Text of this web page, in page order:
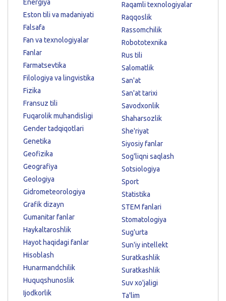
Energiya
Eston tili va madaniyati
Falsafa
Fan va texnologiyalar
Fanlar
Farmatsevtika
Filologiya va lingvistika
Fizika
Fransuz tili
Fuqarolik muhandisligi
Gender tadqiqotlari
Genetika
Geofizika
Geografiya
Geologiya
Gidrometeorologiya
Grafik dizayn
Gumanitar fanlar
Haykaltaroshlik
Hayot haqidagi fanlar
Hisoblash
Hunarmandchilik
Huquqshunoslik
Ijodkorlik
Raqamli texnologiyalar
Raqqoslik
Rassomchilik
Robototexnika
Rus tili
Salomatlik
San'at
San'at tarixi
Savodxonlik
Shaharsozlik
She'riyat
Siyosiy fanlar
Sog'liqni saqlash
Sotsiologiya
Sport
Statistika
STEM fanlari
Stomatologiya
Sug'urta
Sun'iy intellekt
Suratkashlik
Suratkashlik
Suv xo'jaligi
Ta'lim